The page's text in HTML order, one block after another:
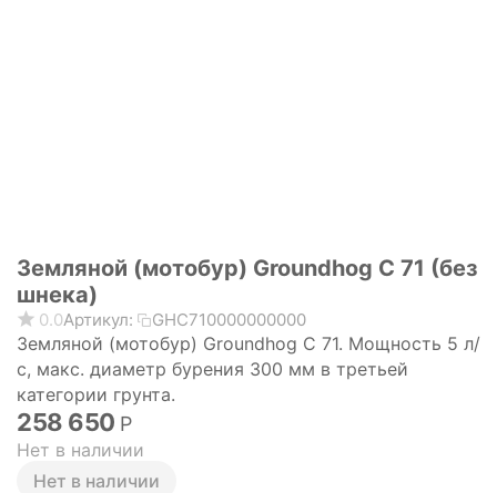
Земляной (мотобур) Groundhog C 71 (без
шнека)
0.0Артикул: GHC710000000000
Земляной (мотобур) Groundhog C 71. Мощность 5 л/
с, макс. диаметр бурения 300 мм в третьей
категории грунта.
258 650 Р
Нет в наличии
Нет в наличии